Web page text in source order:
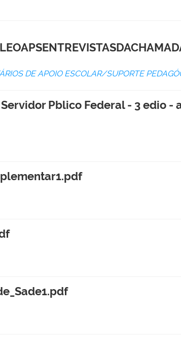
DE APOIO ESCOLAR/SUPORTE
Pblico Federal - 3 edio -